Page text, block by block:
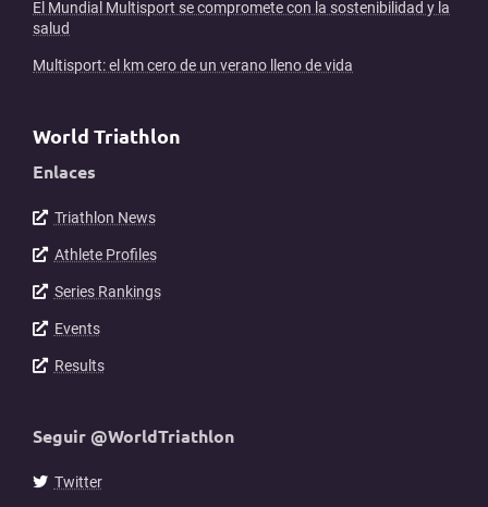
El Mundial Multisport se compromete con la sostenibilidad y la
salud
Multisport: el km cero de un verano lleno de vida
World Triathlon
Enlaces
Triathlon News
Athlete Profiles
Series Rankings
Events
Results
Seguir @WorldTriathlon
Twitter